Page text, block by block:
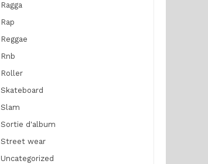
Ragga
Rap
Reggae
Rnb
Roller
Skateboard
Slam
Sortie d'album
Street wear
Uncategorized